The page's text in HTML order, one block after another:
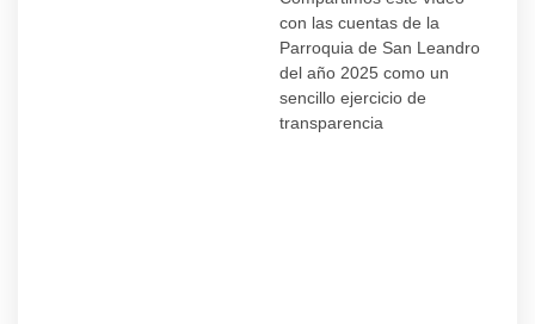
con las cuentas de la
Parroquia de San Leandro
del año 2025 como un
sencillo ejercicio de
transparencia